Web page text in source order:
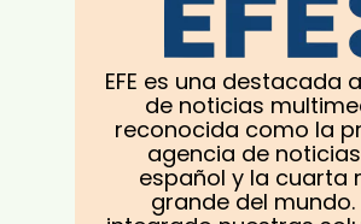
EFE es una destacada
de noticias
reconocida como la
agencia de
español y la cuarta
grande del mundo.